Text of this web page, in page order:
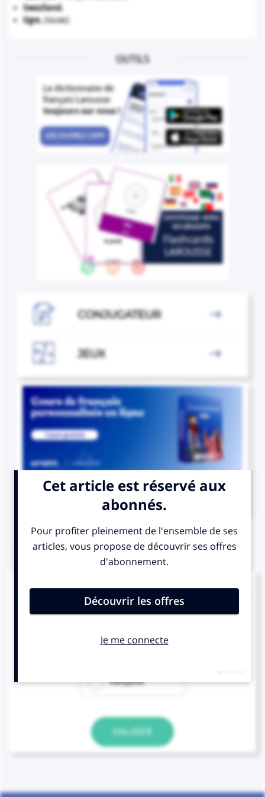
Swaziland.
tigre. [FAUNE]
OUTILS
 CONJUGATEUR 
 JEUX 
COURS DE FRANÇAIS 
QUIZ
pendant le règne de Clovis, dit-on « nation… » :
franche
française
VALIDER